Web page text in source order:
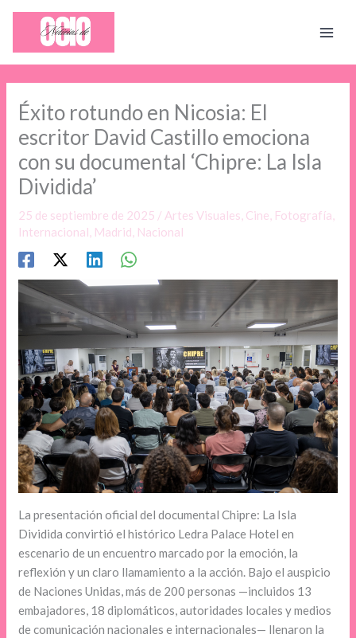
contenido
Éxito rotundo en Nicosia: El
escritor David Castillo emociona
con su documental ‘Chipre: La Isla
Dividida’
25 de septiembre de 2025 / Artes Visuales, Cine, Fotografía,
Internacional, Madrid, Nacional
La presentación oficial del documental Chipre: La Isla
Dividida convirtió el histórico Ledra Palace Hotel en
escenario de un encuentro marcado por la emoción, la
reflexión y un claro llamamiento a la acción. Bajo el auspicio
de Naciones Unidas, más de 200 personas —incluidos 13
embajadores, 18 diplomáticos, autoridades locales y medios
de comunicación nacionales e internacionales— llenaron la